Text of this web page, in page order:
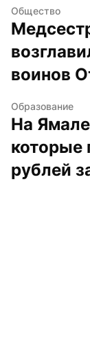
Общество
воинов
Образование
На
которые
рублей